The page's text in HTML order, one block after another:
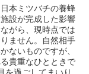
本ミツバチの養蜂
設が完成した影響
がら、現時点では
ません。自然相手
ないものですが、
貴重なひとときで